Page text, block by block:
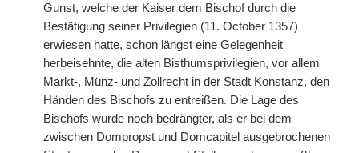
Gunst, welche der Kaiser dem Bischof durch die
Bestätigung seiner Privilegien (11. October 1357)
erwiesen hatte, schon längst eine Gelegenheit
herbeisehnte, die alten Bisthumsprivilegien, vor allem
Markt-, Münz- und Zollrecht in der Stadt Konstanz, den
Händen des Bischofs zu entreißen. Die Lage des
Bischofs wurde noch bedrängter, als er bei dem
zwischen Dompropst und Domcapitel ausgebrochenen